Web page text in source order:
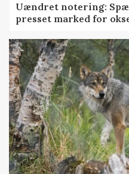
Uændret notering:
presset marked for